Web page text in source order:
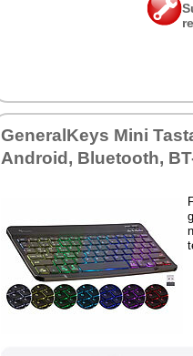
Ge­ne­ral­Keys Mi­ni
An­dro­id, Blue­tooth,